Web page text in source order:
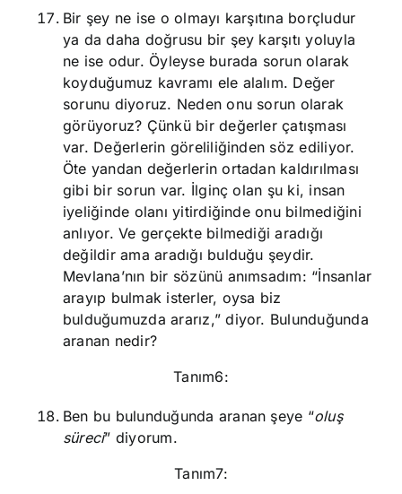
Bir şey ne ise o olmayı karşıtına borçludur
ya da daha doğrusu bir şey karşıtı yoluyla
ne ise odur. Öyleyse burada sorun olarak
koyduğumuz kavramı ele alalım. Değer
sorunu diyoruz. Neden onu sorun olarak
görüyoruz? Çünkü bir değerler çatışması
var. Değerlerin göreliliğinden söz ediliyor.
Öte yandan değerlerin ortadan kaldırılması
gibi bir sorun var. İlginç olan şu ki, insan
iyeliğinde olanı yitirdiğinde onu bilmediğini
anlıyor. Ve gerçekte bilmediği aradığı
değildir ama aradığı bulduğu şeydir.
Mevlana’nın bir sözünü anımsadım: “İnsanlar
arayıp bulmak isterler, oysa biz
bulduğumuzda ararız,” diyor. Bulunduğunda
aranan nedir?
Tanım6:
Ben bu bulunduğunda aranan şeye “oluş
süreci” diyorum.
Tanım7: